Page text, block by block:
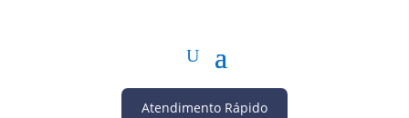
Atendimento Rápido